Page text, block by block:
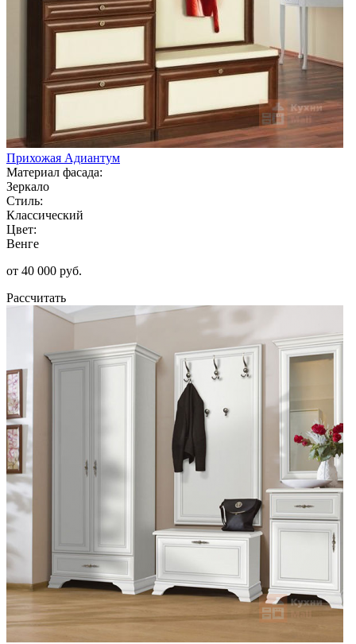
Прихожая Адиантум
Материал фасада:
Зеркало
Стиль:
Классический
Цвет:
Венге
от 40 000 руб.
Рассчитать